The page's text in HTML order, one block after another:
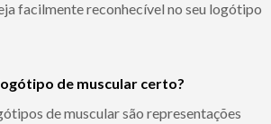
facilmente reconhecível no seu logótipo
de muscular certo?
de muscular são representações